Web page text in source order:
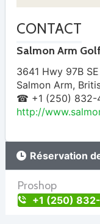
CONTACT
Salmon Arm
3641 Hwy 97B SE
Salmon Arm,
☎ +1 (250) 832-
http://
Réservation
Proshop
+1 (250)